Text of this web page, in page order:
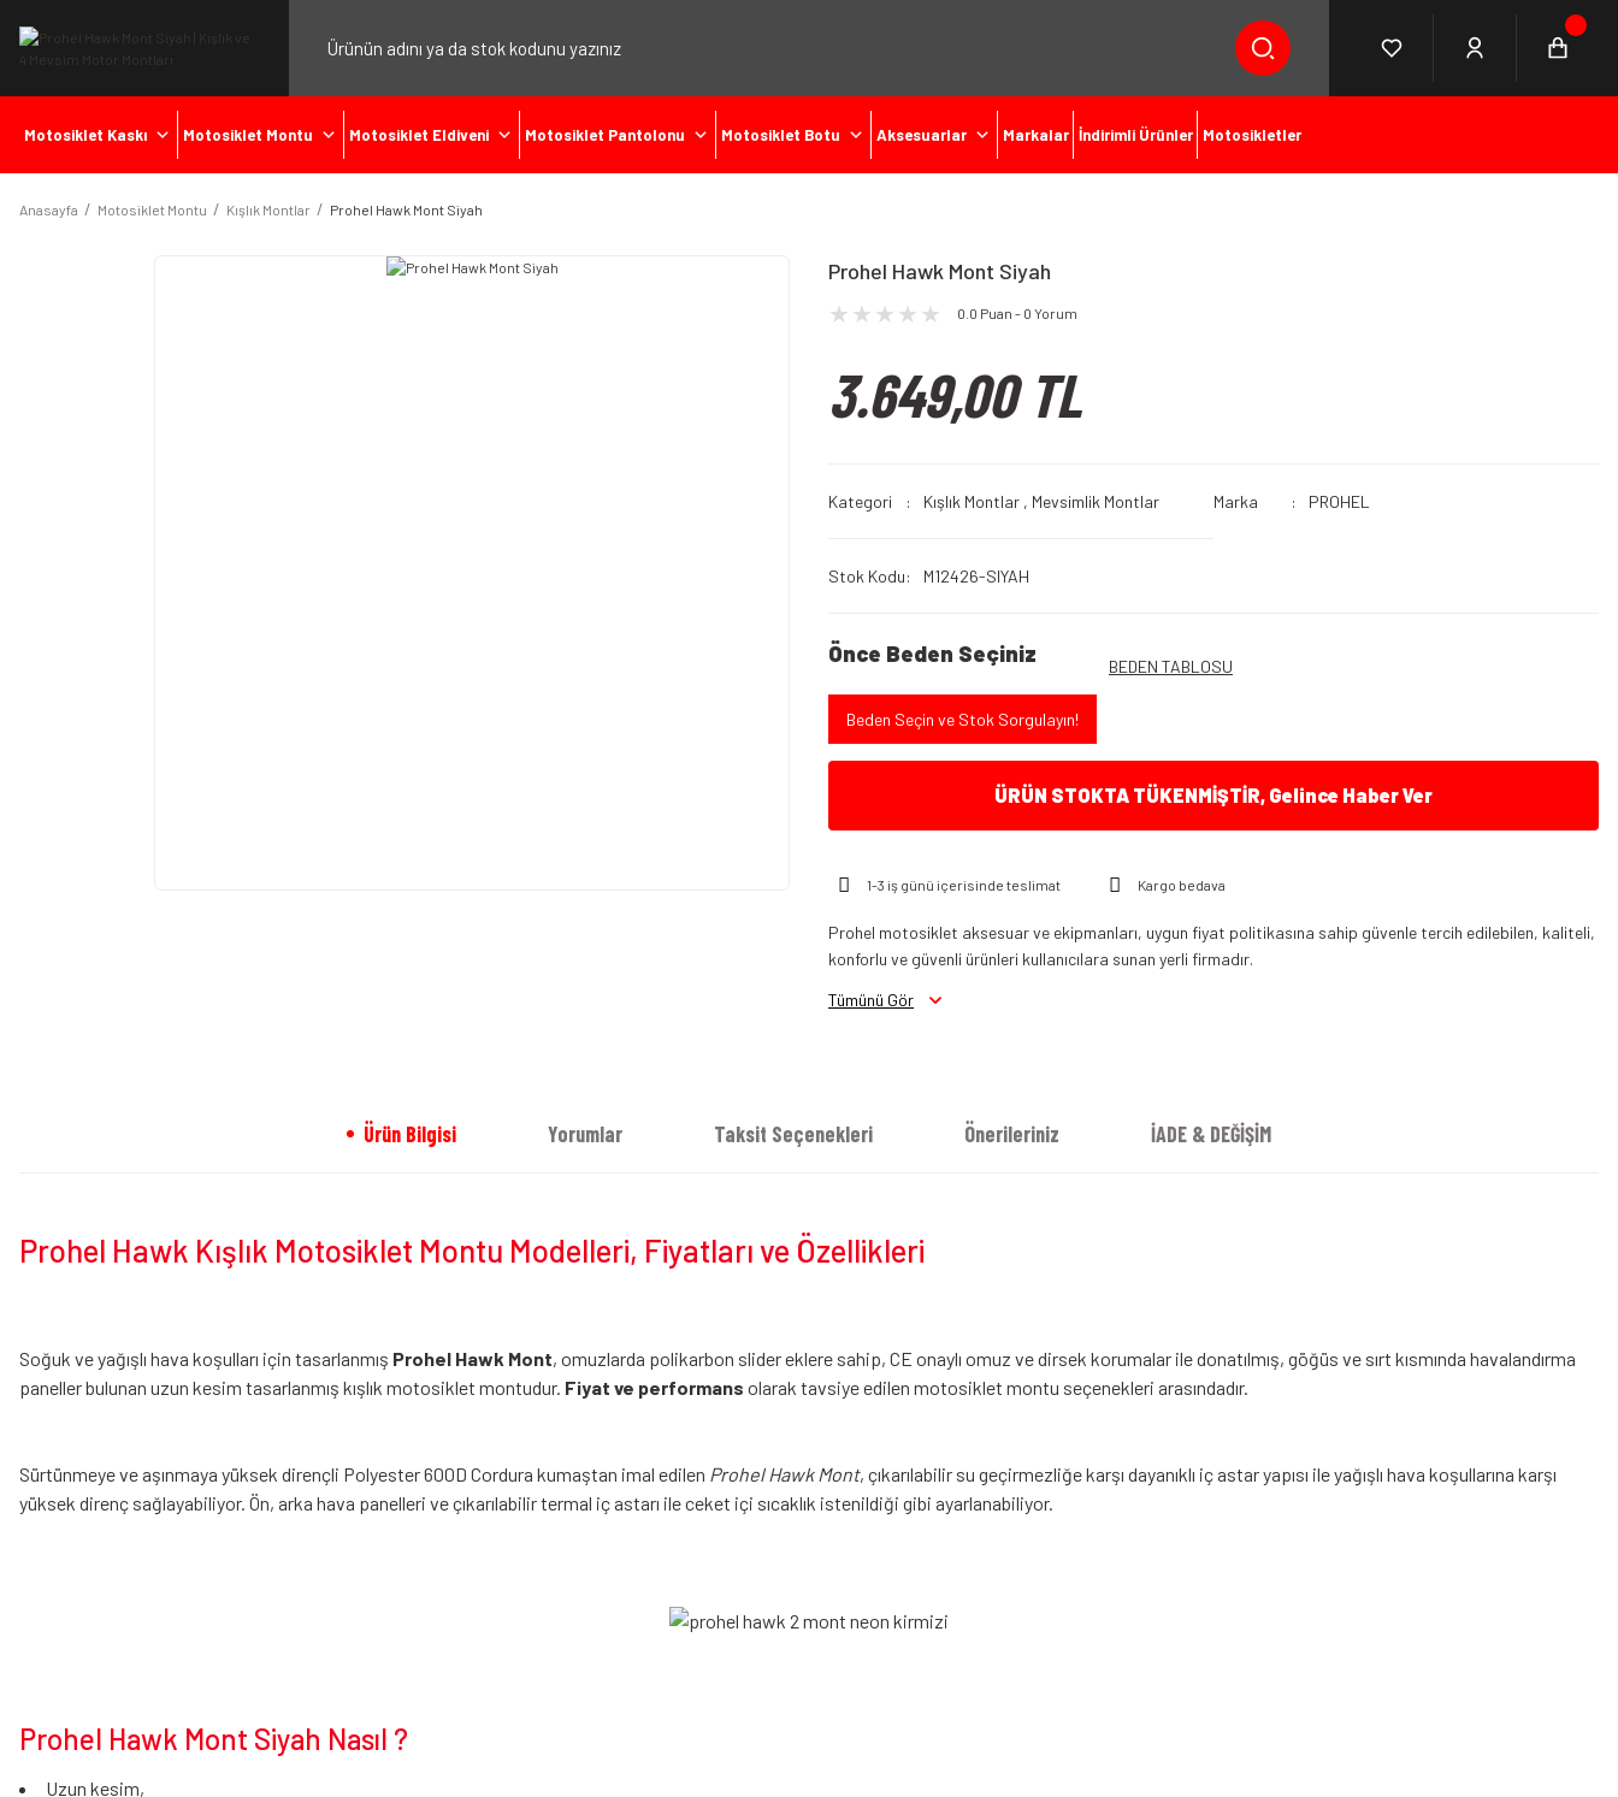
Motosiklet Kaskı Motosiklet Montu Motosiklet Eldiveni Motosiklet Pantolonu Motosiklet Botu Aksesuarlar Markalar İndirimli Ürünler Motosikletler
Anasayfa Motosiklet Montu Kışlık Montlar Prohel Hawk Mont Siyah
Prohel Hawk Mont Siyah
0.0 Puan - 0 Yorum
3.649,00 TL
Kategori Kışlık Montlar , Mevsimlik Montlar Marka PROHEL
Stok Kodu M12426-SIYAH
Önce Beden Seçiniz BEDEN TABLOSU
Beden Seçin ve Stok Sorgulayın!
ÜRÜN STOKTA TÜKENMİŞTİR, Gelince Haber Ver
1-3 iş günü içerisinde teslimat Kargo bedava
Prohel motosiklet aksesuar ve ekipmanları, uygun fiyat politikasına sahip güvenle tercih edilebilen, kaliteli,
konforlu ve güvenli ürünleri kullanıcılara sunan yerli firmadır.
Tümünü Gör
Ürün Bilgisi Yorumlar Taksit Seçenekleri Önerileriniz İADE & DEĞİŞİM
Prohel Hawk Kışlık Motosiklet Montu Modelleri, Fiyatları ve Özellikleri
Soğuk ve yağışlı hava koşulları için tasarlanmış Prohel Hawk Mont, omuzlarda polikarbon slider eklere sahip, CE onaylı omuz ve dirsek korumalar ile donatılmış, göğüs ve sırt kısmında havalandırma
paneller bulunan uzun kesim tasarlanmış kışlık motosiklet montudur. Fiyat ve performans olarak tavsiye edilen motosiklet montu seçenekleri arasındadır.
Sürtünmeye ve aşınmaya yüksek dirençli Polyester 600D Cordura kumaştan imal edilen Prohel Hawk Mont, çıkarılabilir su geçirmezliğe karşı dayanıklı iç astar yapısı ile yağışlı hava koşullarına karşı
yüksek direnç sağlayabiliyor. Ön, arka hava panelleri ve çıkarılabilir termal iç astarı ile ceket içi sıcaklık istenildiği gibi ayarlanabiliyor.
Prohel Hawk Mont Siyah Nasıl ?
Uzun kesim,